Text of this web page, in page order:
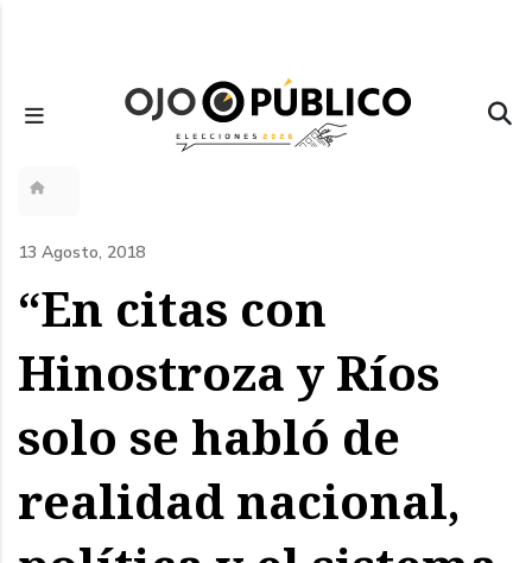
contenido
Sobrescribir
enlaces
de
ayuda
a
la
navegación
13 Agosto, 2018
“En citas con
Hinostroza y Ríos
solo se habló de
realidad nacional,